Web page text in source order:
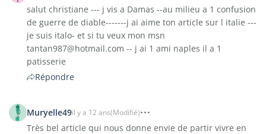
salut christiane --- j vis a Damas --au milieu a 1 confusion
de guerre de diable-------j ai aime ton article sur l italie ---
je suis italo- et si tu veux mon msn
tantan987@hotmail.com -- j ai 1 ami naples il a 1
patisserie
Répondre
Muryelle49il y a 12 ans(Modifié)
Très bel article qui nous donne envie de partir vivre en